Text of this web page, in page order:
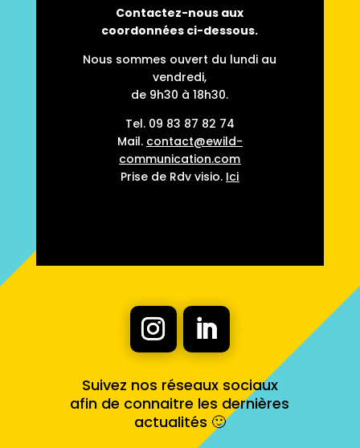
Contactez-nous aux
coordonnées ci-dessous.
Nous sommes ouvert du lundi au
vendredi,
de 9h30 à 18h30.
Tel. 09 83 87 82 74
Mail. contact@ewild-
communication.com
Prise de Rdv visio. Ici
Suivez nos réseaux sociaux
afin de connaitre les dernières
actualités 🙂